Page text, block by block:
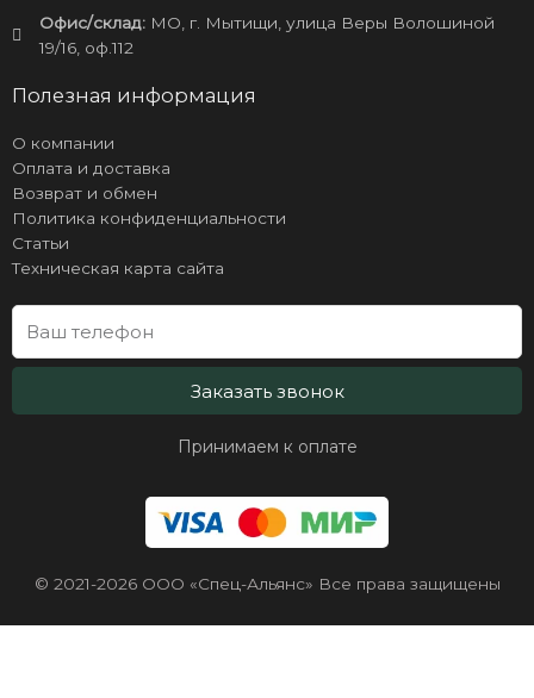
Офис/склад:МО, г. Мытищи, улица Веры Волошиной
19/16, оф.112
Полезная информация
О компании
Оплата и доставка
Возврат и обмен
Политика конфиденциальности
Статьи
Техническая карта сайта
Заказать звонок
Принимаем к оплате
© 2021-2026 ООО «Спец-Альянс» Все права защищены